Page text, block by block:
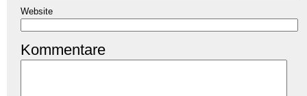
Website
Kommentare